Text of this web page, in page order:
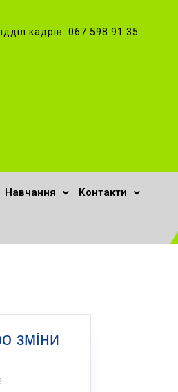
кадрів: 067 598 91 35
Навчання Контакти
зміни